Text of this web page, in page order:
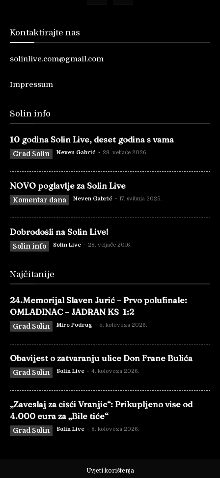
Kontaktirajte nas
solinlive.com@gmail.com
Impressum
Solin info
10 godina Solin Live, deset godina s vama
Grad Solin Neven Gabrić - 28. veljače 2026.
NOVO poglavlje za Solin Live
Komentar dana Neven Gabrić - 17. svibnja 2025.
Dobrodošli na Solin Live!
Solin info Solin Live - 28. veljače 2016.
Najčitanije
24.Memorijal Slaven Jurić – Prvo polufinale:
OMLADINAC – JADRAN KS 1:2
Grad Solin Miro Podrug - 5. kolovoza 2026.
Obavijest o zatvaranju ulice Don Frane Bulića
Grad Solin Solin Live - 4. kolovoza 2026.
„Zaveslaj za čišći Vranjic“: Prikupljeno više od
4.000 eura za „Bile tiće“
Grad Solin Solin Live - 8. kolovoza 2026.
Uvjeti korištenja